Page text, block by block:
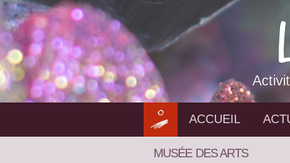
Aller
au
contenu
ACCUEIL
MUSÉE DES ARTS